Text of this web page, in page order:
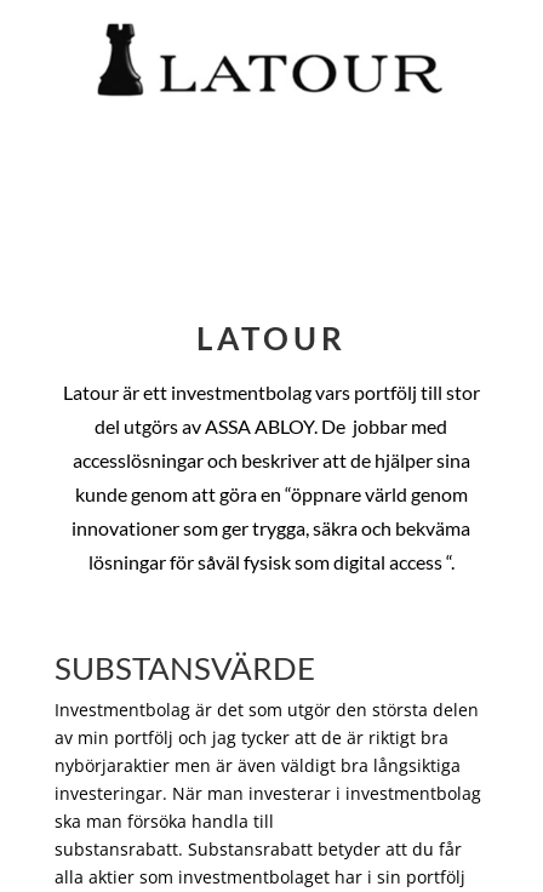
LATOUR
Latour är ett investmentbolag vars portfölj till stor
del utgörs av ASSA ABLOY. De jobbar med
accesslösningar och beskriver att de hjälper sina
kunde genom att göra en “öppnare värld genom
innovationer som ger trygga, säkra och bekväma
lösningar för såväl fysisk som digital access “.
SUBSTANSVÄRDE
Investmentbolag är det som utgör den största delen
av min portfölj och jag tycker att de är riktigt bra
nybörjaraktier men är även väldigt bra långsiktiga
investeringar. När man investerar i investmentbolag
ska man försöka handla till
substansrabatt. Substansrabatt betyder att du får
alla aktier som investmentbolaget har i sin portfölj